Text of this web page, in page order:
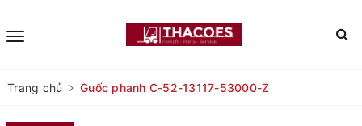
Trang chủ Guốc phanh C-52-13117-53000-Z